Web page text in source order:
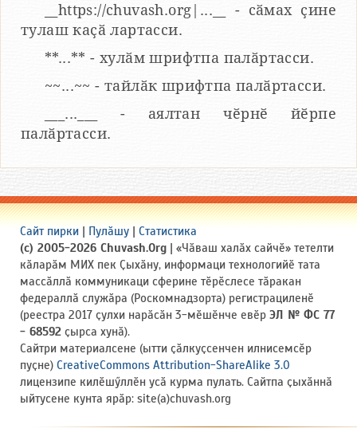
__https://chuvash.org|...__ - сӑмах ҫине
тулаш каҫӑ лартасси.
**...** - хулӑм шрифтпа палӑртасси.
~~...~~ - тайлӑк шрифтпа палӑртасси.
___...___ - аялтан чӗрнӗ йӗрпе
палӑртасси.
Сайт пирки | Пулӑшу | Статистика
(c) 2005-2026 Chuvash.Org | «Чӑваш халӑх сайчӗ» тетелти
кӑларӑм МИХ пек Ҫыхӑну, информаци технологийӗ тата
массӑллӑ коммуникаци сферине тӗрӗслесе тӑракан
федераллӑ служӑра (Роскомнадзорта) регистрациленӗ
(реестра 2017 ҫулхи нарӑсӑн 3-мӗшӗнче евӗр ЭЛ № ФС 77
- 68592 ҫырса хунӑ).
Сайтри материалсене (ытти ҫӑлкуҫсенчен илнисемсӗр
пуҫне) CreativeCommons Attribution-ShareAlike 3.0
лицензипе килӗшӳллӗн усӑ курма пулать. Сайтпа ҫыхӑннӑ
ыйтусене кунта ярӑр: site(a)chuvash.org